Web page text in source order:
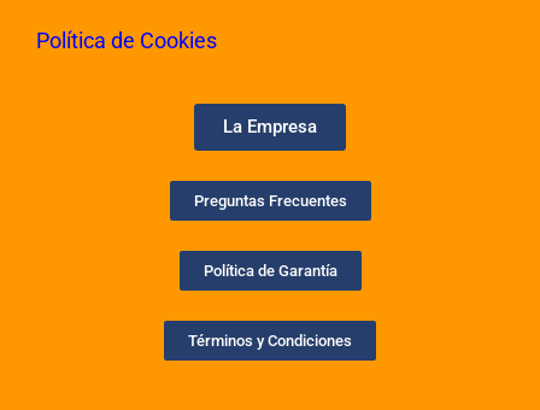
Política de Cookies
La Empresa
Preguntas Frecuentes
Política de Garantía
Términos y Condiciones